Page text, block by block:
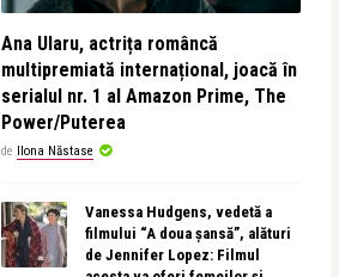
Ana Ularu, actrița româncă
multipremiată internațional, joacă în
serialul nr. 1 al Amazon Prime, The
Power/Puterea
de Ilona Năstase
Vanessa Hudgens, vedetă a
filmului “A doua șansă”, alături
de Jennifer Lopez: Filmul